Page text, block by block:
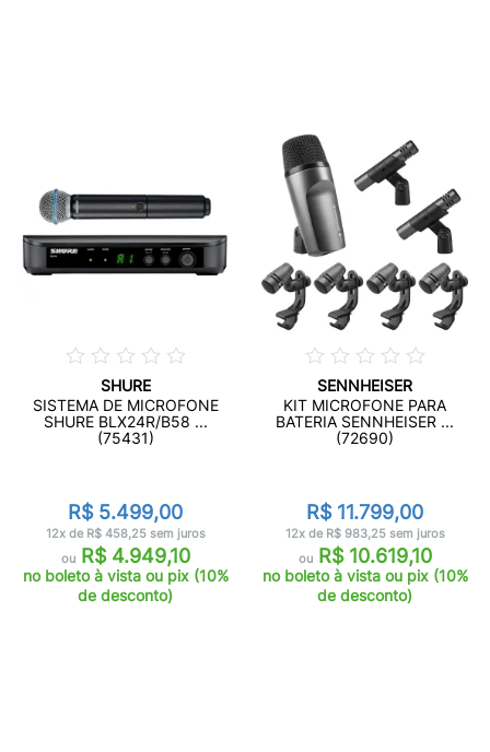
SHURE
SISTEMA DE MICROFONE
SHURE BLX24R/B58 ...
(75431)
R$ 5.499,00
12x de R$ 458,25 sem juros
ouR$ 4.949,10
no boleto à vista ou pix (10%
de desconto)
SENNHEISER
KIT MICROFONE PARA
BATERIA SENNHEISER ...
(72690)
R$ 11.799,00
12x de R$ 983,25 sem juros
ouR$ 10.619,10
no boleto à vista ou pix (10%
de desconto)